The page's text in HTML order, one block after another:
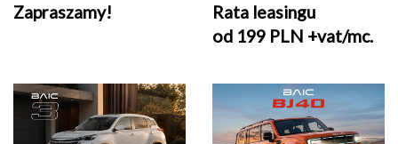
Zapraszamy!
Rata leasingu
od 199 PLN +vat/mc.